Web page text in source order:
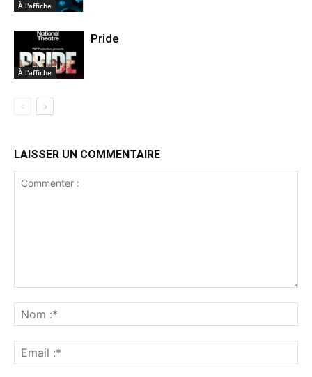
À l'affiche
À l'affiche
Pride
LAISSER UN COMMENTAIRE